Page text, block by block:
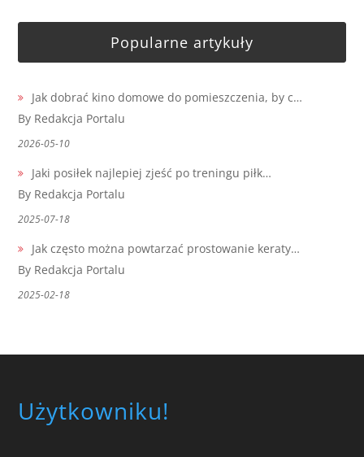
Popularne artykuły
Jak dobrać kino domowe do pomieszczenia, by c…
By Redakcja Portalu
2026-05-10
Jaki posiłek najlepiej zjeść po treningu piłk…
By Redakcja Portalu
2025-07-18
Jak często można powtarzać prostowanie keraty…
By Redakcja Portalu
2025-02-18
Użytkowniku!